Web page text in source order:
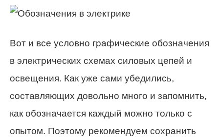
Вот и все условно графические обозначения
в электрических схемах силовых цепей и
освещения. Как уже сами убедились,
составляющих довольно много и запомнить,
как обозначается каждый можно только с
опытом. Поэтому рекомендуем сохранить